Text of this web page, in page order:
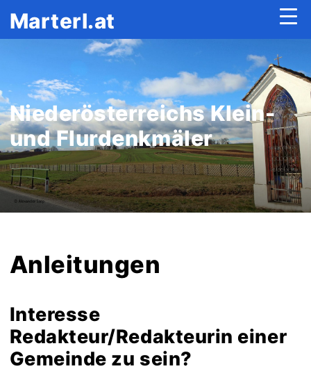
Marterl.at
Niederösterreichs Klein-
und Flurdenkmäler
Anleitungen
Interesse
Redakteur/Redakteurin einer
Gemeinde zu sein?